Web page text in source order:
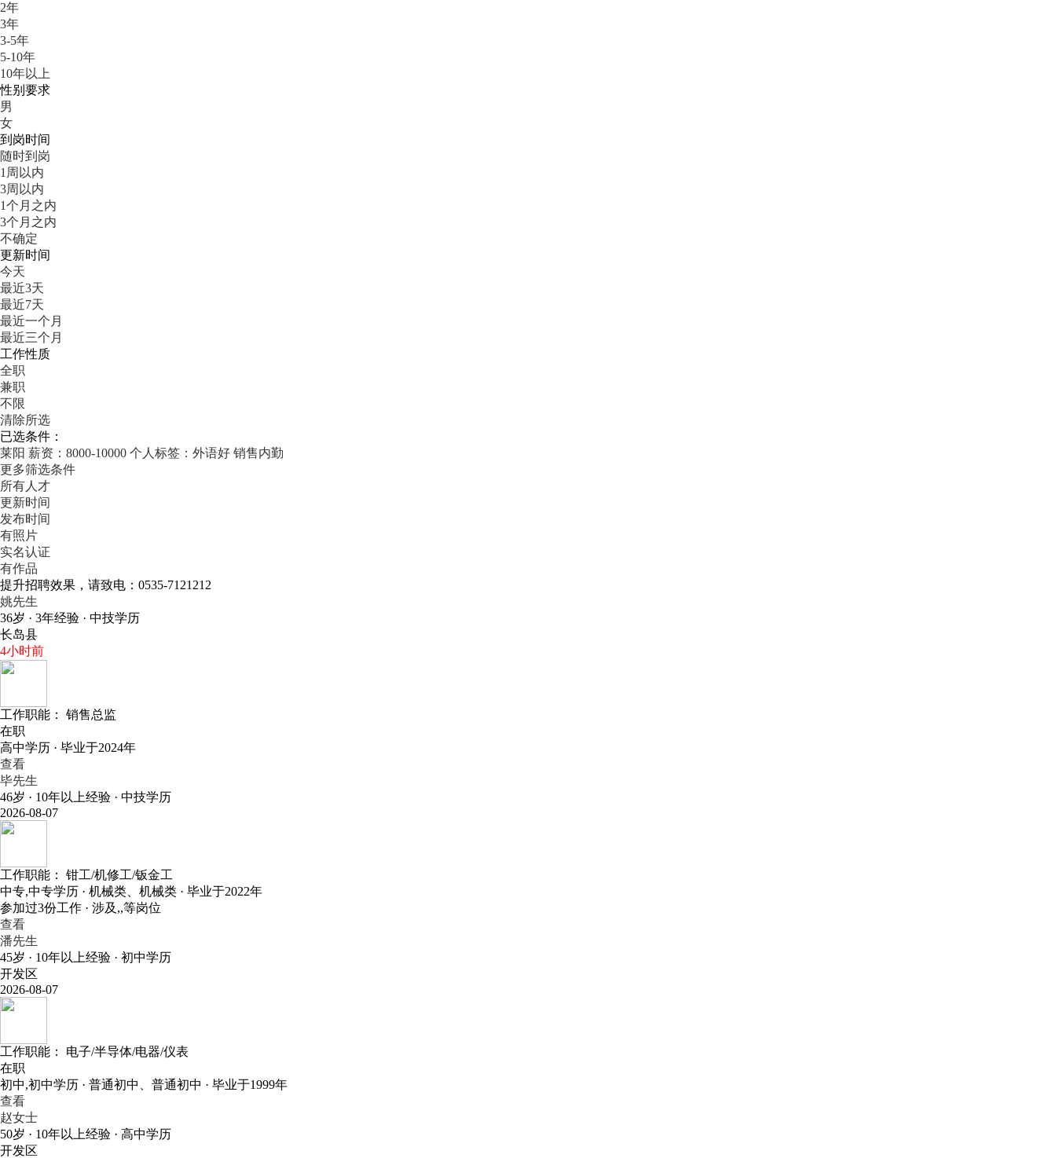
2年
3年
3-5年
5-10年
10年以上
性别要求
男
女
到岗时间
随时到岗
1周以内
3周以内
1个月之内
3个月之内
不确定
更新时间
今天
最近3天
最近7天
最近一个月
最近三个月
工作性质
全职
兼职
不限
清除所选
已选条件：
莱阳 薪资：8000-10000 个人标签：外语好 销售内勤
更多筛选条件
所有人才
更新时间
发布时间
有照片
实名认证
有作品
提升招聘效果，请致电：0535-7121212
姚先生
36岁 · 3年经验 · 中技学历
长岛县
4小时前
工作职能： 销售总监
在职
高中学历 · 毕业于2024年
查看
毕先生
46岁 · 10年以上经验 · 中技学历
2026-08-07
工作职能： 钳工/机修工/钣金工
中专,中专学历 · 机械类、机械类 · 毕业于2022年
参加过3份工作 · 涉及,,等岗位
查看
潘先生
45岁 · 10年以上经验 · 初中学历
开发区
2026-08-07
工作职能： 电子/半导体/电器/仪表
在职
初中,初中学历 · 普通初中、普通初中 · 毕业于1999年
查看
赵女士
50岁 · 10年以上经验 · 高中学历
开发区